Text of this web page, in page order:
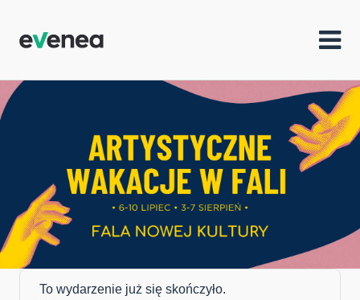
To wydarzenie już się skończyło.